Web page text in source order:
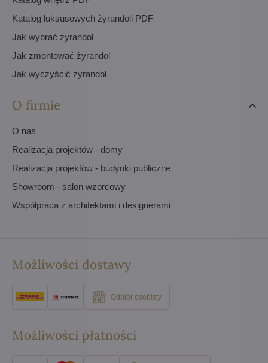
Katalog luksusowych żyrandoli PDF
Jak wybrać żyrandol
Jak zmontować żyrandol
Jak wyczyścić żyrandol
O firmie
O nas
Realizacja projektów - domy
Realizacja projektów - budynki publiczne
Showroom - salon wzorcowy
Współpraca z architektami i designerami
Możliwości dostawy
Odbiór osobisty
Możliwości płatności